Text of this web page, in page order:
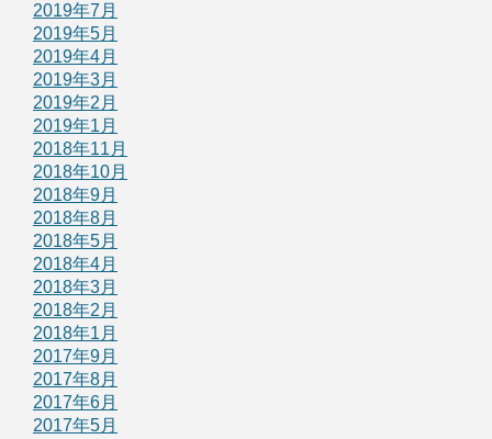
2019年7月
2019年5月
2019年4月
2019年3月
2019年2月
2019年1月
2018年11月
2018年10月
2018年9月
2018年8月
2018年5月
2018年4月
2018年3月
2018年2月
2018年1月
2017年9月
2017年8月
2017年6月
2017年5月